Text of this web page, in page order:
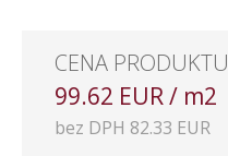
CENA PRODUKTU
99.62 EUR / m2
bez DPH 82.33 EUR